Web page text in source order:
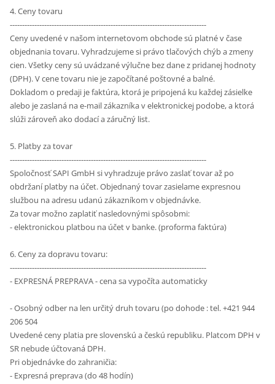
4. Ceny tovaru
--------------------------------------------------------------------------------
Ceny uvedené v našom internetovom obchode sú platné v čase
objednania tovaru. Vyhradzujeme si právo tlačových chýb a zmeny
cien. Všetky ceny sú uvádzané výlučne bez dane z pridanej hodnoty
(DPH). V cene tovaru nie je započítané poštovné a balné.
Dokladom o predaji je faktúra, ktorá je pripojená ku každej zásielke
alebo je zaslaná na e-mail zákazníka v elektronickej podobe, a ktorá
slúži zároveň ako dodací a záručný list.
5. Platby za tovar
--------------------------------------------------------------------------------
Spoločnosť SAPI GmbH si vyhradzuje právo zaslať tovar až po
obdržaní platby na účet. Objednaný tovar zasielame expresnou
službou na adresu udanú zákazníkom v objednávke.
Za tovar možno zaplatiť nasledovnými spôsobmi:
- elektronickou platbou na účet v banke. (proforma faktúra)
6. Ceny za dopravu tovaru:
--------------------------------------------------------------------------------
- EXPRESNÁ PREPRAVA - cena sa vypočíta automaticky
- Osobný odber na len určitý druh tovaru (po dohode : tel. +421 944
206 504
Uvedené ceny platia pre slovenskú a českú republiku. Platcom DPH v
SR nebude účtovaná DPH.
Pri objednávke do zahraničia:
- Expresná preprava (do 48 hodín)